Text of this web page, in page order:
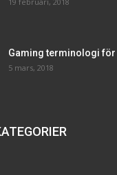
Gaming terminologi
5 mars, 2018